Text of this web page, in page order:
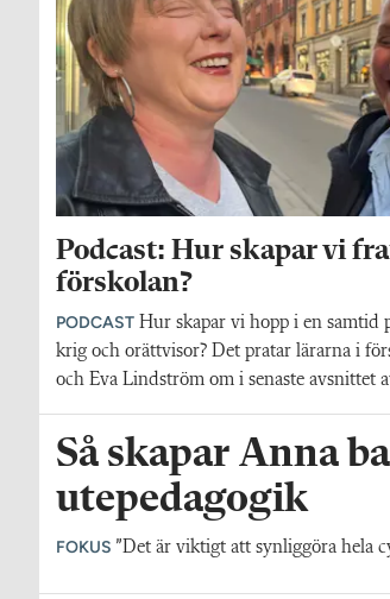
Podcast: Hur skapar vi
förskolan?
PODCAST Hur skapar vi hopp i en samtid
krig och orättvisor? Det pratar lärarna i
och Eva Lindström om i senaste avsnittet
Så skapar Anna
utepedagogik
FOKUS ”Det är viktigt att synliggöra hela